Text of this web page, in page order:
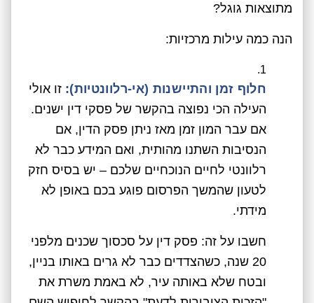
מתוצאות גוגל?
הנה כמה עילות מרכזיות:
חלוף זמן והתיישנות (אי-רלוונטיות): זו אולי
העילה הכי נפוצה בהקשר של פסקי דין ישנים.
אם עבר המון זמן מאז ניתן פסק הדין, אם
הנסיבות השתנו מהותית, ואם המידע כבר לא
רלוונטי לחיים הנוכחיים שלכם – יש בסיס חזק
לטעון שהמשך הפרסום פוגע בכם באופן לא
מידתי.
חשבו על זה: פסק דין על סכסוך שכנים מלפני
20 שנה, כשהצדדים כבר לא גרים באותו בניין,
ובטח שלא באותה עיר, לא באמת משרת את